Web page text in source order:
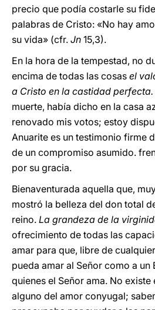
precio que podía costarle su
palabras de Cristo: «No hay
su vida» (cfr. Jn 15,3).
En la hora de la tempestad, no
encima de todas las cosas el
a Cristo en la castidad perfecta.
muerte, había dicho en la casa
renovado mis votos; estoy
Anuarite es un testimonio firme
de un compromiso asumido.
por su gracia.
Bienaventurada aquella que,
mostró la belleza del don total
reino. La grandeza de la
ofrecimiento de todas las
amar para que, libre de
pueda amar al Señor como a un
quienes el Señor ama. No
alguno del amor conyugal;